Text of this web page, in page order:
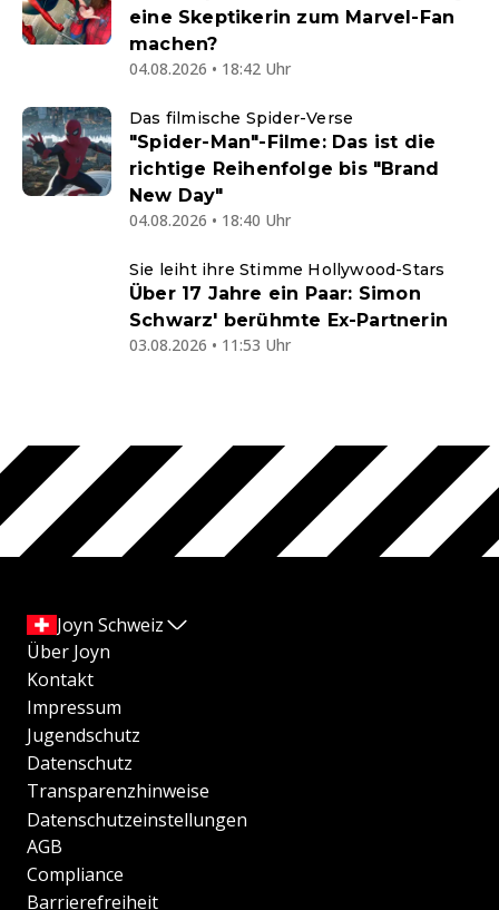
eine Skeptikerin zum Marvel-Fan
machen?
04.08.2026 • 18:42 Uhr
Das filmische Spider-Verse
"Spider-Man"-Filme: Das ist die
richtige Reihenfolge bis "Brand
New Day"
04.08.2026 • 18:40 Uhr
Sie leiht ihre Stimme Hollywood-Stars
Über 17 Jahre ein Paar: Simon
Schwarz' berühmte Ex-Partnerin
03.08.2026 • 11:53 Uhr
Joyn Schweiz
Über Joyn
Kontakt
Impressum
Jugendschutz
Datenschutz
Transparenzhinweise
Datenschutzeinstellungen
AGB
Compliance
Barrierefreiheit